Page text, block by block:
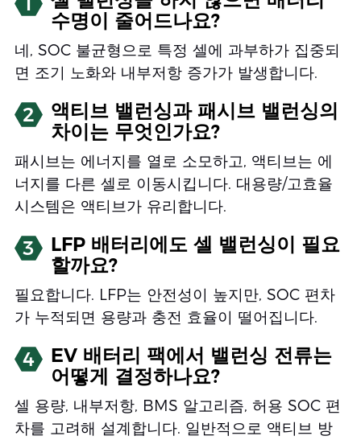
수명이 줄어드나요?
네, SOC 불균형으로 특정 셀에 과부하가 집중되
면 조기 노화와 내부저항 증가가 발생합니다.
2
액티브 밸런싱과 패시브 밸런싱의
차이는 무엇인가요?
패시브는 에너지를 열로 소모하고, 액티브는 에
너지를 다른 셀로 이동시킵니다. 대용량/고효율
시스템은 액티브가 유리합니다.
3
LFP 배터리에도 셀 밸런싱이 필요
할까요?
필요합니다. LFP는 안전성이 높지만, SOC 편차
가 누적되면 용량과 충전 효율이 떨어집니다.
4
EV 배터리 팩에서 밸런싱 전류는
어떻게 결정하나요?
셀 용량, 내부저항, BMS 알고리즘, 허용 SOC 편
차를 고려해 설계합니다. 일반적으로 액티브 방